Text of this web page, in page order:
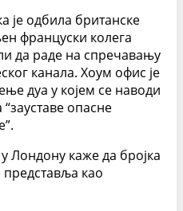
је одбила британске
француски колега
да раде на спречавању
канала. Хоум офис је
дуа у којем се наводи
опасне
Лондону каже да бројка
представља као